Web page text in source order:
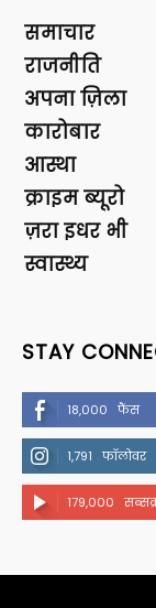
समाचार
राजनीति
अपना ज़िला
कारोबार
आस्था
क्राइम ब्यूरो
ज़रा इधर भी
स्वास्थ्य
STAY
18,000 फैंस
1,791 फॉलोवर
179,000